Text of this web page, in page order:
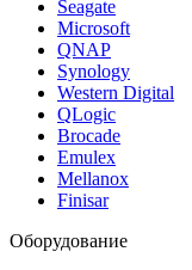
Seagate
Microsoft
QNAP
Synology
Western Digital
QLogic
Brocade
Emulex
Mellanox
Finisar
Оборудование